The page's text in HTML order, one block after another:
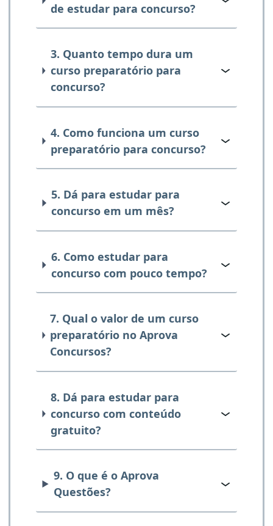
de estudar para concurso?
3. Quanto tempo dura um
curso preparatório para
concurso?
4. Como funciona um curso
preparatório para concurso?
5. Dá para estudar para
concurso em um mês?
6. Como estudar para
concurso com pouco tempo?
7. Qual o valor de um curso
preparatório no Aprova
Concursos?
8. Dá para estudar para
concurso com conteúdo
gratuito?
9. O que é o Aprova
Questões?